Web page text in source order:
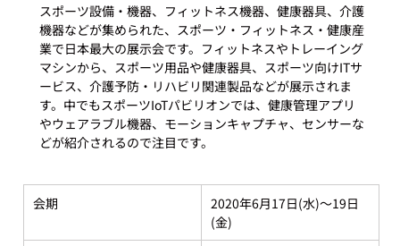
スポーツ設備・機器、フィットネス機器、健康器具、介護
機器などが集められた、スポーツ・フィットネス・健康産
業で日本最大の展示会です。フィットネスやトレーイング
マシンから、スポーツ用品や健康器具、スポーツ向けITサ
ービス、介護予防・リハビリ関連製品などが展示されま
す。中でもスポーツIoTパビリオンでは、健康管理アプリ
やウェアラブル機器、モーションキャプチャ、センサーな
会期
2020年6月17日(水)～19日
(金)